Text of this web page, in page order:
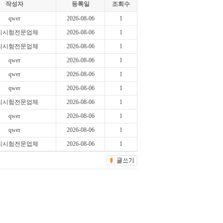
작성자 등록일 조회수
qwer 2026-08-06
1
시험전문업체
2026-08-06
1
시험전문업체
2026-08-06
1
qwer
2026-08-06
1
qwer
2026-08-06
1
qwer
2026-08-06
1
시험전문업체
2026-08-06
1
qwer
2026-08-06
1
qwer
2026-08-06
1
시험전문업체
2026-08-06 1